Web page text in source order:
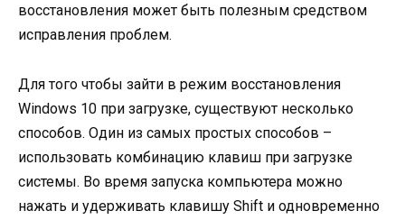
восстановления может быть полезным средством
исправления проблем.
Для того чтобы зайти в режим восстановления
Windows 10 при загрузке, существуют несколько
способов. Один из самых простых способов –
использовать комбинацию клавиш при загрузке
системы. Во время запуска компьютера можно
нажать и удерживать клавишу Shift и одновременно